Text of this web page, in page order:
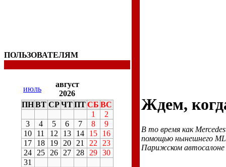
ПОЛЬЗОВАТЕЛЯМ
июль
август
2026
ПНВТ СР ЧТ ПТ СБ ВС
1
2
3
4 5 6 7 8
9
10
11 12 13 14 15
16
17
18 19 20 21 22
23
24
25 26 27 28 29 30
31
Ждем,
В то время как
помощью нынешнего
Парижском автосалоне